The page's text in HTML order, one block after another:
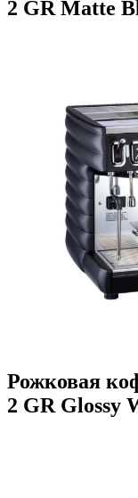
2 GR Matte
Рожковая
2 GR Glossy